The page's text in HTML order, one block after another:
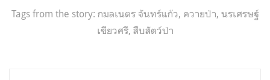
Tags from the story: กมลเนตร จันทร์แก้ว, ควายป่า, นรเศรษฐ์
เขียวศรี, สืบสัตว์ป่า